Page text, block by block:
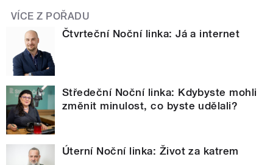
VÍCE Z POŘADU
Čtvrteční Noční linka: Já a internet
Středeční Noční linka: Kdybyste mohli
změnit minulost, co byste udělali?
Úterní Noční linka: Život za katrem